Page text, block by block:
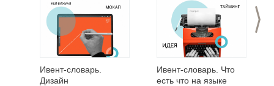
>
Ивент-словарь.
Дизайн
Ивент-словарь. Что
есть что на языке